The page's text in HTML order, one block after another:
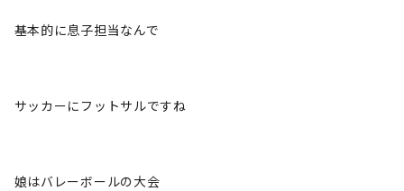
基本的に息子担当なんで
サッカーにフットサルですね
娘はバレーボールの大会